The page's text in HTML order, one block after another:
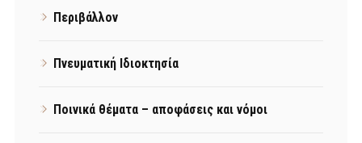
Περιβάλλον
Πνευματική Ιδιοκτησία
Ποινικά θέματα – αποφάσεις και νόμοι